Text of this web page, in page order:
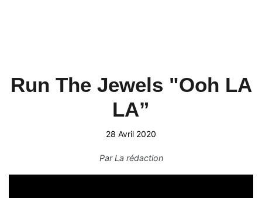
Run The Jewels "Ooh LA
LA”
28 Avril 2020
ParLa rédaction